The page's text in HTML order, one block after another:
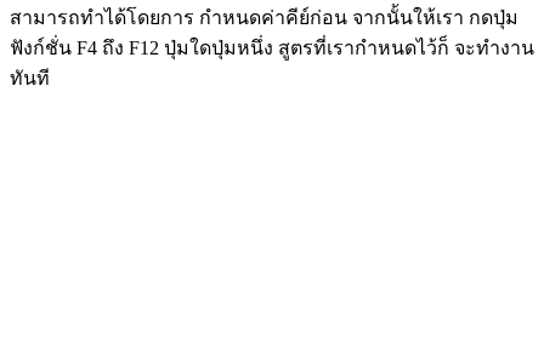
สามารถทำได้โดยการ กำหนดค่าคีย์ก่อน จากนั้นให้เรา กดปุ่ม
ฟังก์ชั่น F4 ถึง F12 ปุ่มใดปุ่มหนึ่ง สูตรที่เรากำหนดไว้ก็ จะทำงาน
ทันที